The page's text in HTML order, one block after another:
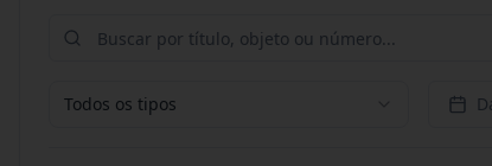
Todos os tipos